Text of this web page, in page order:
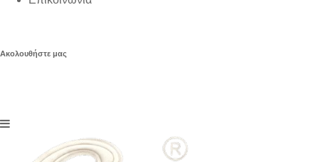
Ακολουθήστε μας